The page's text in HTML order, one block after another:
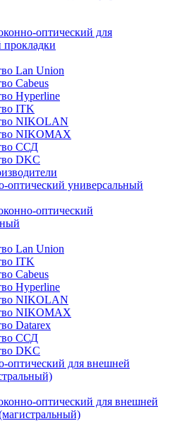
оптический для
прокладки
Lan Union
Cabeus
Hyperline
ITK
NIKOLAN
NIKOMAX
ССД
DKC
оптический универсальный
оптический
Lan Union
ITK
Cabeus
Hyperline
NIKOLAN
NIKOMAX
Datarex
ССД
DKC
оптический для внешней
оптический для внешней